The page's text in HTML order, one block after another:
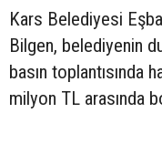
Kars Belediyesi
Bilgen, belediyenin
basın toplantısında
milyon TL arasında